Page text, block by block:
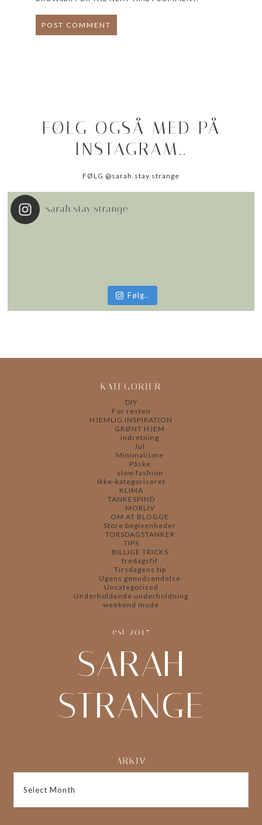
FØLG OGSÅ MED PÅ
INSTAGRAM..
FØLG @sarah.stay.strange
sarah.stay.strange
Følg..
KATEGORIER
DIY
For resten
HJEMLIG INSPIRATION
GRØNT HJEM
indretning
Jul
Minimalisme
Påske
slow fashion
Ikke-kategoriseret
KLIMA
TANKESPIND
MORLIV
OM AT BLOGGE
Store begivenheder
TORSDAGSTANKER
TIPS
BILLIGE TRICKS
fredagsfif
Tirsdagens tip
Ugens genudsendelse
Uncategorized
Underholdende underholdning
weekend mode
est 2017
SARAH
STRANGE
ARKIV